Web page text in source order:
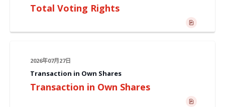
Total Voting Rights
2026年07月27日
Transaction in Own Shares
Transaction in Own Shares